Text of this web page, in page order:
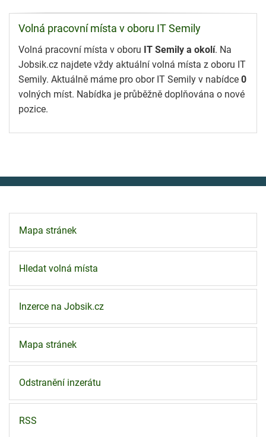
Volná pracovní místa v oboru IT Semily
Volná pracovní místa v oboru IT Semily a okolí. Na
Jobsik.cz najdete vždy aktuální volná místa z oboru IT
Semily. Aktuálně máme pro obor IT Semily v nabídce 0
volných míst. Nabídka je průběžně doplňována o nové
pozice.
Mapa stránek
Hledat volná místa
Inzerce na Jobsik.cz
Mapa stránek
Odstranění inzerátu
RSS